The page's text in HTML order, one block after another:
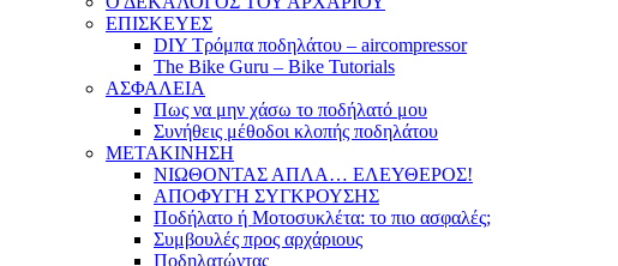
ΕΠΙΣΚΕΥΕΣ
DIY Τρόμπα ποδηλάτου – aircompressor
The Bike Guru – Bike Tutorials
ΑΣΦΑΛΕΙΑ
Πως να μην χάσω το ποδήλατό μου
Συνήθεις μέθοδοι κλοπής ποδηλάτου
ΜΕΤΑΚΙΝΗΣΗ
ΝΙΩΘΟΝΤΑΣ ΑΠΛΑ… ΕΛΕΥΘΕΡΟΣ!
ΑΠΟΦΥΓΗ ΣΥΓΚΡΟΥΣΗΣ
Ποδήλατο ή Μοτοσυκλέτα: το πιο ασφαλές;
Συμβουλές προς αρχάριους
Ποδηλατώντας